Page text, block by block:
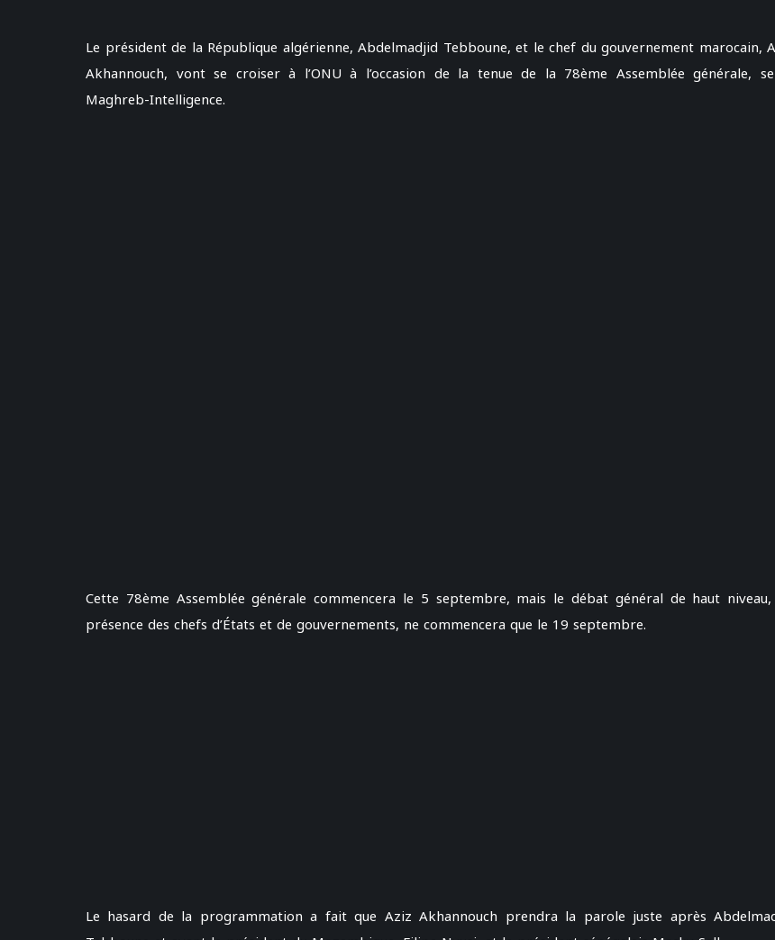
Le président de la République algérienne, Abdelmadjid Tebboune, et le chef du gouvernement marocain,
Akhannouch, vont se croiser à l’ONU à l’occasion de la tenue de la 78ème Assemblée générale,
Maghreb-Intelligence.
Cette 78ème Assemblée générale commencera le 5 septembre, mais le débat général de haut
présence des chefs d’États et de gouvernements, ne commencera que le 19 septembre.
Le hasard de la programmation a fait que Aziz Akhannouch prendra la parole juste après